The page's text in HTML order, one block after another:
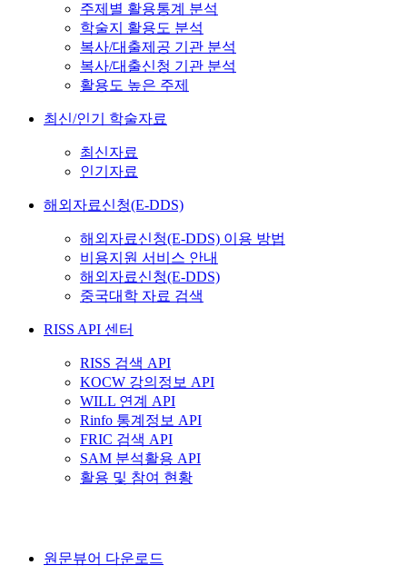
주제별 활용통계 분석
학술지 활용도 분석
복사/대출제공 기관 분석
복사/대출신청 기관 분석
활용도 높은 주제
최신/인기 학술자료
최신자료
인기자료
해외자료신청(E-DDS)
해외자료신청(E-DDS) 이용 방법
비용지원 서비스 안내
해외자료신청(E-DDS)
중국대학 자료 검색
RISS API 센터
RISS 검색 API
KOCW 강의정보 API
WILL 연계 API
Rinfo 통계정보 API
FRIC 검색 API
SAM 분석활용 API
활용 및 참여 현황
원문뷰어 다운로드